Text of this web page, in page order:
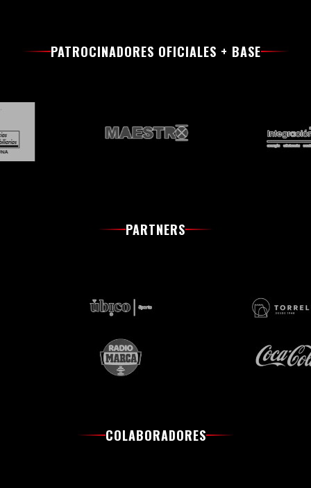
PATROCINADORES OFICIALES + BASE
PARTNERS
COLABORADORES